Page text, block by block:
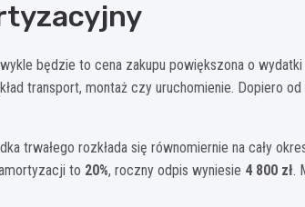
będzie to cena zakupu powiększona o
transport, montaż czy uruchomienie. Dopiero
trwałego rozkłada się równomiernie na cały
to 20%, roczny odpis wyniesie 4 800 zł.